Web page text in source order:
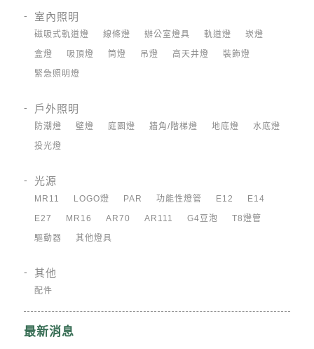
室內照明
磁吸式軌道燈 線條燈 辦公室燈具 軌道燈
崁燈
盒燈
吸頂燈 筒燈 吊燈 高天井燈
裝飾燈
緊急照明燈
戶外照明
防潮燈 壁燈 庭園燈 牆角/階梯燈 地底燈
水底燈
投光燈
光源
MR11 LOGO燈 PAR 功能性燈管 E12
E14
E27
MR16 AR70 AR111 G4豆泡
T8燈管
驅動器
其他燈具
其他
配件
最新消息